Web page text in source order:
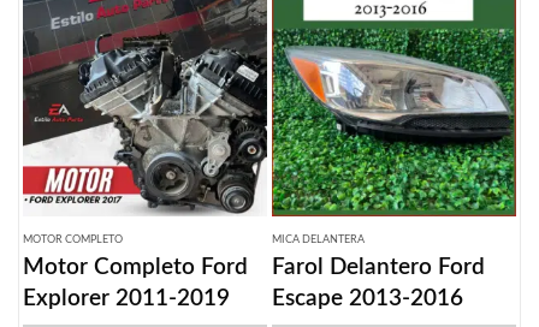
MOTOR COMPLETO
Motor Completo Ford
Explorer 2011-2019
MICA DELANTERA
Farol Delantero Ford
Escape 2013-2016